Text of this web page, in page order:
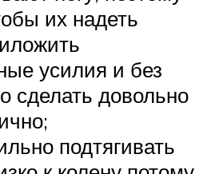
их надеть
усилия и без
сделать довольно
подтягивать